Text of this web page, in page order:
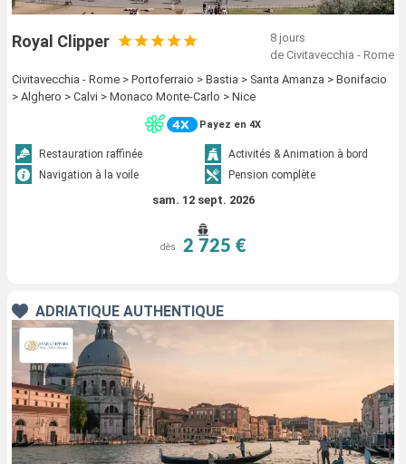
Royal Clipper
8 jours
de Civitavecchia - Rome
Civitavecchia - Rome > Portoferraio > Bastia > Santa Amanza > Bonifacio
> Alghero > Calvi > Monaco Monte-Carlo > Nice
Payez en 4X
Restauration raffinée
Activités & Animation à bord
Navigation à la voile
Pension complète
sam. 12 sept. 2026
dès 2 725 €
ADRIATIQUE AUTHENTIQUE